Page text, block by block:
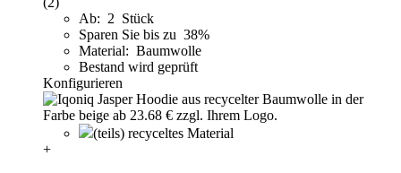
Ab: 2 Stück
Sparen Sie bis zu 38%
Material: Baumwolle
Bestand wird geprüft
Konfigurieren
(teils) recyceltes Material
+